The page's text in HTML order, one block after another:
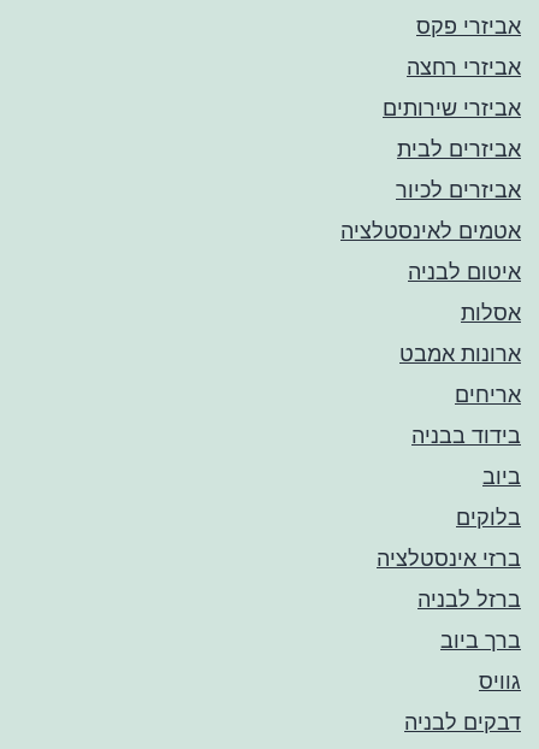
אביזרי פקס
אביזרי רחצה
אביזרי שירותים
אביזרים לבית
אביזרים לכיור
אטמים לאינסטלציה
איטום לבניה
אסלות
ארונות אמבט
אריחים
בידוד בבניה
ביוב
בלוקים
ברזי אינסטלציה
ברזל לבניה
ברך ביוב
גוויס
דבקים לבניה